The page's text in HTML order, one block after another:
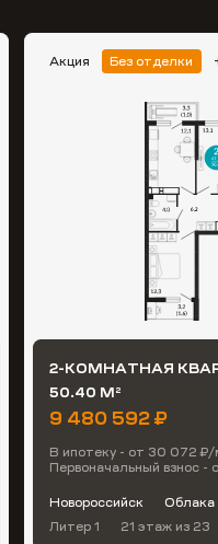
Акция Без отделки
2-КОМНАТНАЯ
50.40 М 2
9 480 592 ₽
В ипотеку - от 30 072 ₽/
Первоначальный взнос -
Новороссийск
Облака
Литер 1
21 этаж из 23